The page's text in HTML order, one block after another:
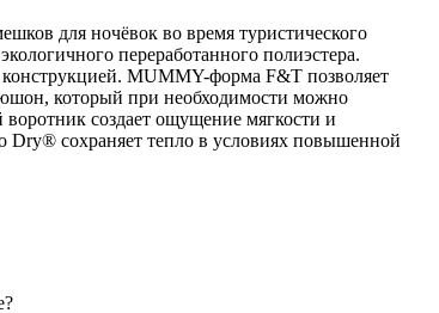
для ночёвок во время туристического
переработанного полиэстера.
MUMMY-форма F&T позволяет
который при необходимости можно
создает ощущение мягкости и
Dry® сохраняет тепло в условиях повышенной